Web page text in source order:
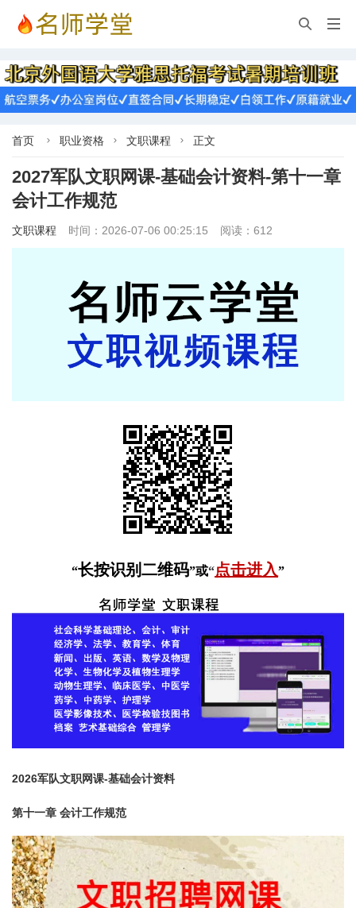


首页  职业资格  文职课程  正文
2027军队文职网课-基础会计资料-第十一章
会计工作规范
文职课程 时间：2026-07-06 00:25:15 阅读：612
“长按识别二维码”或“点击进入”
2026军队文职网课-基础会计资料
第十一章 会计工作规范